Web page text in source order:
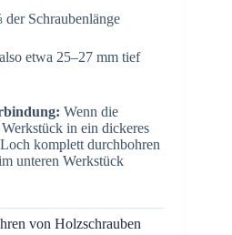
Schraubenlänge
etwa 25–27 mm tief
Wenn die
in ein dickeres
komplett durchbohren
unteren Werkstück
von Holzschrauben